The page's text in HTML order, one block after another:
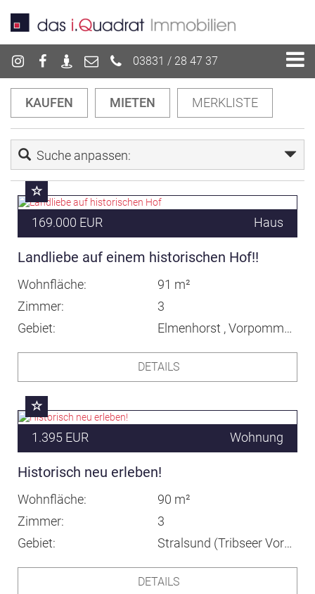
03831 / 28 47 37
KAUFEN MIETEN MERKLISTE
Suche anpassen:
169.000 EUR Haus
Landliebe auf einem historischen Hof!!
Wohnfläche
91 m²
Zimmer
3
Gebiet
Elmenhorst , Vorpommern
DETAILS
1.395 EUR Wohnung
Historisch neu erleben!
Wohnfläche
90 m²
Zimmer
3
Gebiet
Stralsund (Tribseer Vorstadt)
DETAILS